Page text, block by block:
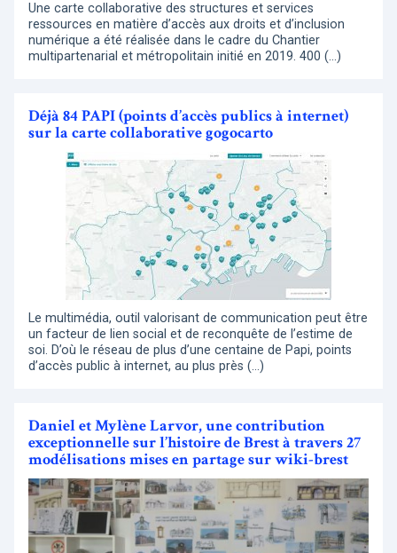
Une carte collaborative des structures et services
ressources en matière d’accès aux droits et d’inclusion
numérique a été réalisée dans le cadre du Chantier
multipartenarial et métropolitain initié en 2019. 400 (…)
Déjà 84 PAPI (points d’accès publics à internet)
sur la carte collaborative gogocarto
Le multimédia, outil valorisant de communication peut être
un facteur de lien social et de reconquête de l’estime de
soi. D’où le réseau de plus d’une centaine de Papi, points
d’accès public à internet, au plus près (…)
Daniel et Mylène Larvor, une contribution
exceptionnelle sur l’histoire de Brest à travers 27
modélisations mises en partage sur wiki-brest